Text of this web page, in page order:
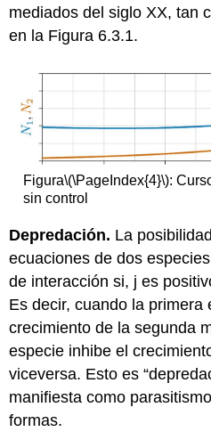
mediados del siglo XX, tan
en la Figura 6.3.1.
Figura\(\PageIndex{4}\):
sin control
Depredación. La
ecuaciones de dos
de interacción si, j es
Es decir, cuando la primera
crecimiento de la segunda
especie inhibe el
viceversa. Esto es
manifiesta como
formas.